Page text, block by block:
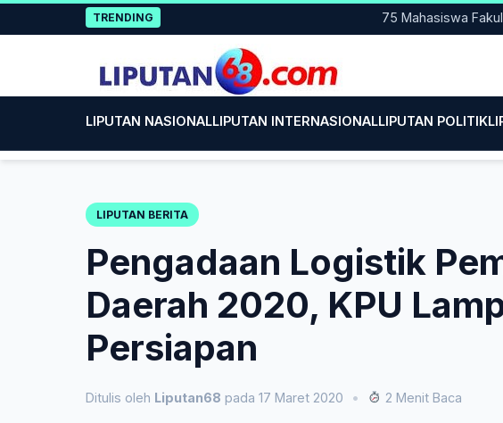
to
TRENDING 75 Mahasiswa Fakultas
LIPUTAN NASIONALLIPUTAN INTERNASIONALLIPUTAN POLITIK
LIPUTAN BERITA
Pengadaan Logistik
Daerah 2020, KPU
Persiapan
Ditulis oleh Liputan68 pada 17 Maret 2020 • 2 Menit Baca